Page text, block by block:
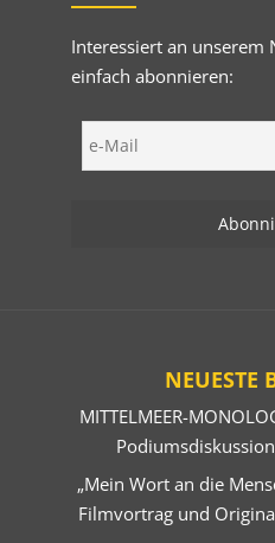
Interessiert an unserem
einfach abonnieren:
NEUESTE
MITTELMEER-
„Mein Wort an die
Filmvortrag und